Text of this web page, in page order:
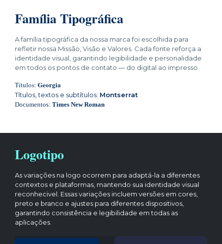
Família Tipográfica
A família tipográfica da nossa marca foi escolhida para
refletir nossa Missão, Visão e Valores. Cada fonte reforça a
identidade visual, garantindo legibilidade e personalidade
em todos os pontos de contato — do digital ao impresso.
Títulos: Georgia
Títulos, textos e subtítulos: Montserrat
Documentos: Times New Roman
Logotipo
As variações na logo ocorrem para adaptá-la a diferentes
contextos e plataformas, mantendo sua identidade visual
reconhecivel. Essas variações incluem versões em cores,
preto e branco e ajustes para diferentes dispositivos,
garantindo consistência e legibilidade em todas as
aplicações.